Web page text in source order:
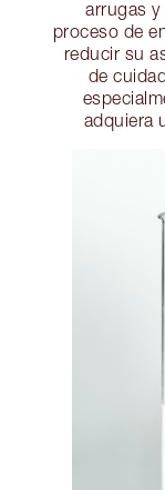
arrugas y
proceso de
reducir su
de
adquiera